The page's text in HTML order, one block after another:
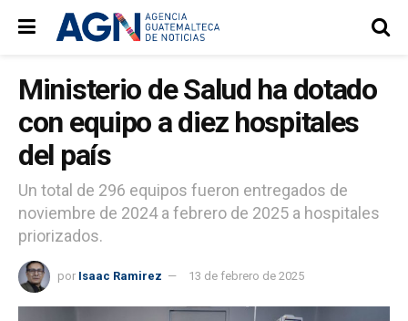
Ministerio de Salud ha dotado
con equipo a diez hospitales
del país
Un total de 296 equipos fueron entregados de
noviembre de 2024 a febrero de 2025 a hospitales
priorizados.
por Isaac Ramirez 13 de febrero de 2025